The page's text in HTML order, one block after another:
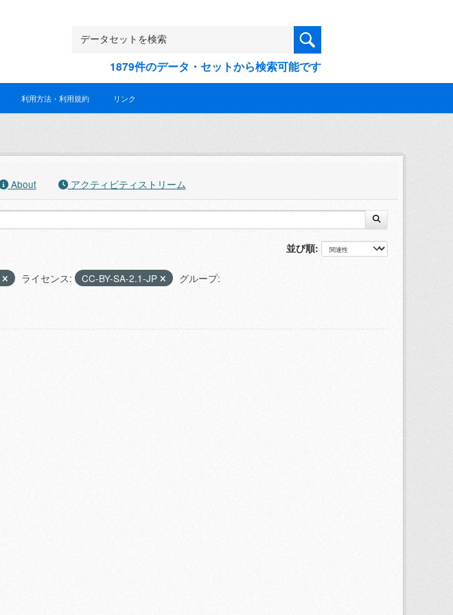
1879件のデータ・セットから検索可能です
利用方法・利用規約 リンク
About アクティビティストリーム
並び順
ライセンス: CC-BY-SA-2.1-JP
グループ: